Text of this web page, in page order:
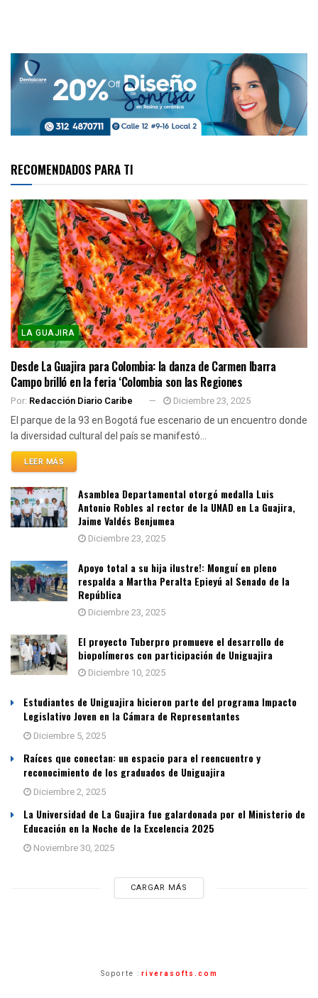
RECOMENDADOS PARA TI
LA GUAJIRA
Desde La Guajira para Colombia: la danza de Carmen Ibarra
Campo brilló en la feria ‘Colombia son las Regiones
Por: Redacción Diario Caribe Diciembre 23, 2025
El parque de la 93 en Bogotá fue escenario de un encuentro donde
la diversidad cultural del país se manifestó...
LEER MÁS
Asamblea Departamental otorgó medalla Luis
Antonio Robles al rector de la UNAD en La Guajira,
Jaime Valdés Benjumea
Diciembre 23, 2025
Apoyo total a su hija ilustre!: Monguí en pleno
respalda a Martha Peralta Epieyú al Senado de la
República
Diciembre 23, 2025
El proyecto Tuberpro promueve el desarrollo de
biopolímeros con participación de Uniguajira
Diciembre 10, 2025
Estudiantes de Uniguajira hicieron parte del programa Impacto
Legislativo Joven en la Cámara de Representantes
Diciembre 5, 2025
Raíces que conectan: un espacio para el reencuentro y
reconocimiento de los graduados de Uniguajira
Diciembre 2, 2025
La Universidad de La Guajira fue galardonada por el Ministerio de
Educación en la Noche de la Excelencia 2025
Noviembre 30, 2025
CARGAR MÁS
Soporte : riverasofts.com